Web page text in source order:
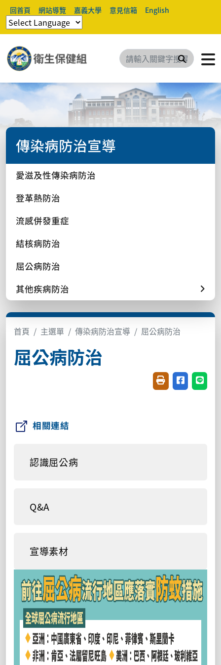
回首頁 網站導覽 嘉義大學 意見信箱 English
搜尋
傳染病防治宣導
愛滋及性傳染病防治
登革熱防治
流感併發重症
結核病防治
屈公病防治
其他疾病防治
首頁 主選單 傳染病防治宣導 屈公病防治
屈公病防治
友善列印(開新視
分享至臉書
分享
相關連結
認識屈公病
Q&A
宣導素材